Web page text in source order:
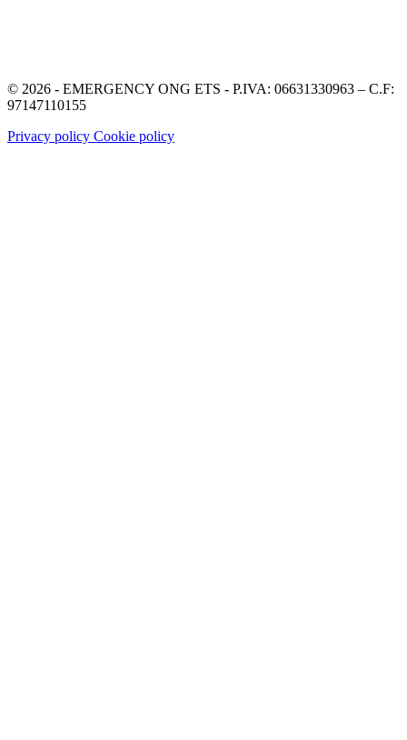
© 2026 - EMERGENCY ONG ETS - P.IVA: 06631330963 – C.F:
97147110155
Privacy policy Cookie policy